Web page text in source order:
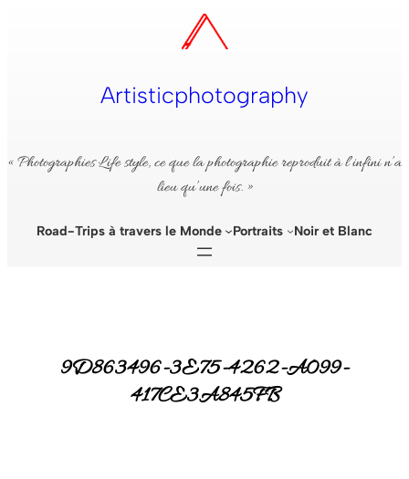
Artisticphotography
« Photographies Life style, ce que la photographie reproduit à l’infini n’a
lieu qu’une fois. »
Road-Trips à travers le Monde Portraits Noir et Blanc
9D863496-3E75-4262-A099-
417CE3A845FB